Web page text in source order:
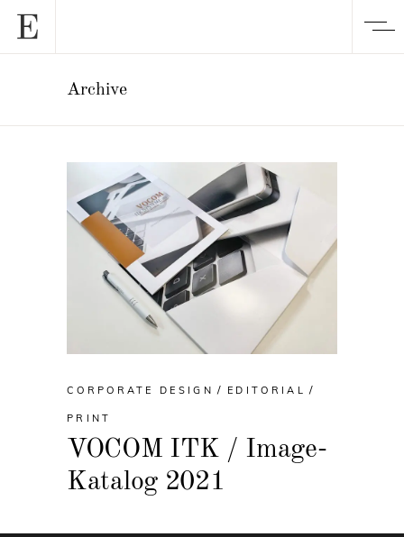
Archive
CORPORATE DESIGN EDITORIAL
PRINT
VOCOM ITK / Image-
Katalog 2021